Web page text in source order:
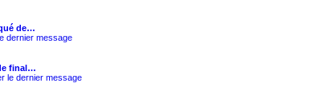
de…
dernier message
final…
le dernier message